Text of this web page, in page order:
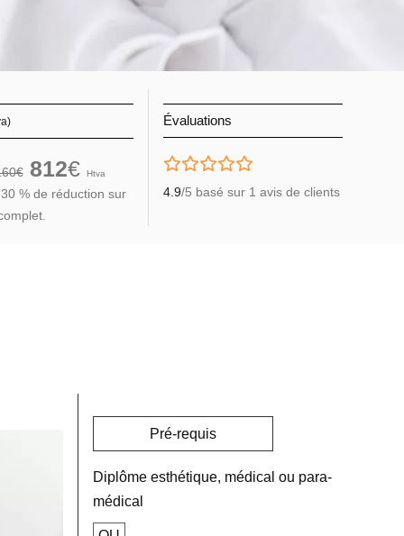
812€ Htva
% de réduction sur
Évaluations
4.9/5 basé sur 1 avis de clients
Pré-requis
Diplôme esthétique, médical ou para-
médical